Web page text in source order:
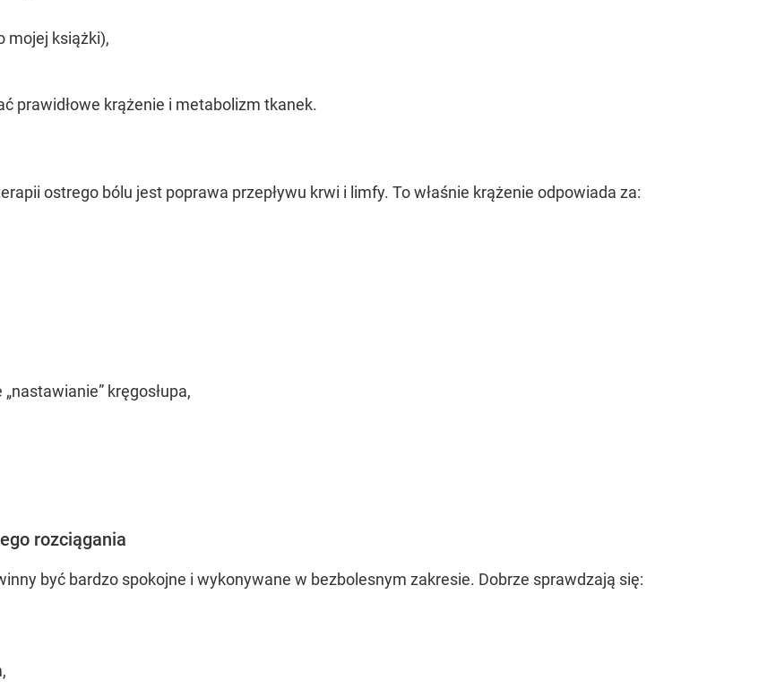
mojej książki),
prawidłowe krążenie i metabolizm tkanek.
ostrego bólu jest poprawa przepływu krwi i limfy. To właśnie krążenie odpowiada za:
kręgosłupa,
rozciągania
być bardzo spokojne i wykonywane w bezbolesnym zakresie. Dobrze sprawdzają się: